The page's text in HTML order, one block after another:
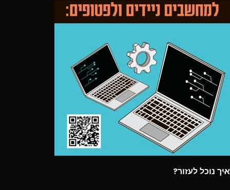
איך נוכל לעזור?